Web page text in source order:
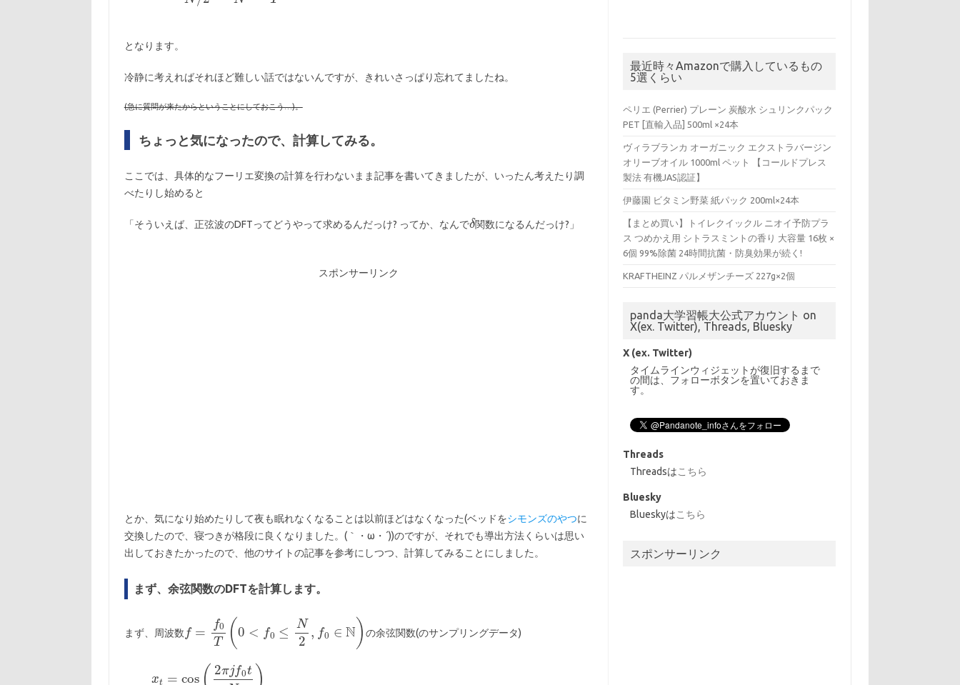
となります。
冷静に考えればそれほど難しい話ではないんですが、きれいさっぱり忘れてましたね。
(急に質問が来たからということにしておこう…)。
ちょっと気になったので、計算してみる。
ここでは、具体的なフーリエ変換の計算を行わないまま記事を書いてきましたが、いったん考えたり調
べたりし始めると
「そういえば、正弦波のDFTってどうやって求めるんだっけ? ってか、なんで 関数になるんだっけ?」
スポンサーリンク
とか、気になり始めたりして夜も眠れなくなることは以前ほどはなくなった(ベッドをシモンズのやつに
交換したので、寝つきが格段に良くなりました。(｀・ω・´))のですが、それでも導出方法くらいは思い
出しておきたかったので、他のサイトの記事を参考にしつつ、計算してみることにしました。
まず、余弦関数のDFTを計算します。
まず、周波数 の余弦関数(のサンプリングデータ)
最近時々Amazonで購入しているもの
5選くらい
ペリエ (Perrier) プレーン 炭酸水 シュリンクパック
PET [直輸入品] 500ml ×24本
ヴィラブランカ オーガニック エクストラバージン
オリーブオイル 1000ml ペット 【コールドプレス
製法 有機JAS認証】
伊藤園 ビタミン野菜 紙パック 200ml×24本
【まとめ買い】トイレクイックル ニオイ予防プラ
ス つめかえ用 シトラスミントの香り 大容量 16枚 ×
6個 99%除菌 24時間抗菌・防臭効果が続く!
KRAFTHEINZ パルメザンチーズ 227g×2個
panda大学習帳大公式アカウント on
X(ex. Twitter), Threads, Bluesky
X (ex. Twitter)
タイムラインウィジェットが復旧するまで
の間は、フォローボタンを置いておきま
す。
Threads
Threadsはこちら
Bluesky
Blueskyはこちら
スポンサーリンク